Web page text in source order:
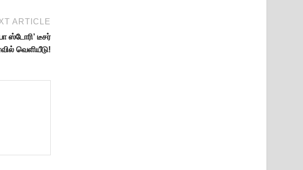
ARTICLE
ஸ்டோரி’ டீசர்
வெளியீடு!